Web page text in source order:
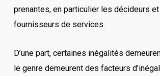
prenantes, en particulier les décideurs
fournisseurs de services.
D’une part, certaines inégalités
le genre demeurent des facteurs